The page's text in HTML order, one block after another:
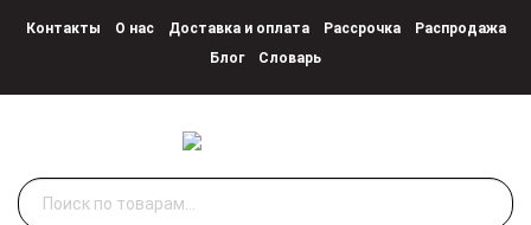
Контакты О нас Доставка и оплата Рассрочка
Распродажа
Блог
Словарь
Искать: